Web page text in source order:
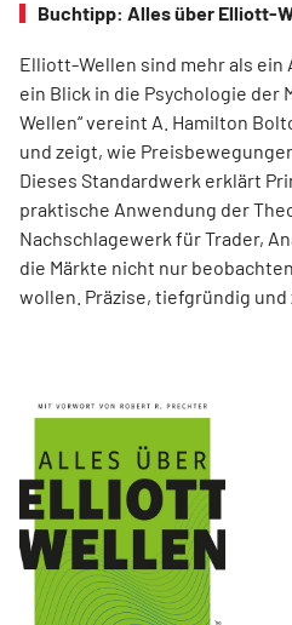
Buchtipp: Alles über Elliott-
Elliott-Wellen sind mehr als ein
ein Blick in die Psychologie der
Wellen“ vereint A. Hamilton
und zeigt, wie
Dieses Standardwerk erklärt
praktische Anwendung der
Nachschlagewerk für Trader,
die Märkte nicht nur
wollen. Präzise, tiefgründig und